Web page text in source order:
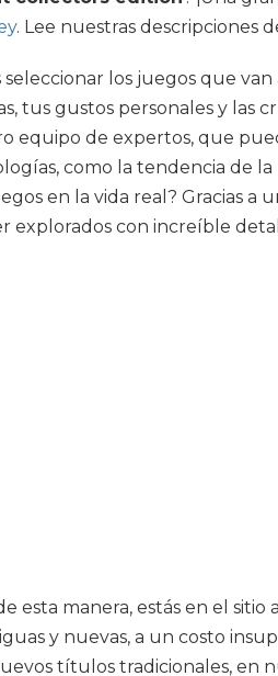
. Lee nuestras descripciones
seleccionar los juegos que
tus gustos personales y las
equipo de expertos, que
como la tendencia de
en la vida real? Gracias
explorados con increíble
esta manera, estás en el
y nuevas, a un costo
títulos tradicionales, en